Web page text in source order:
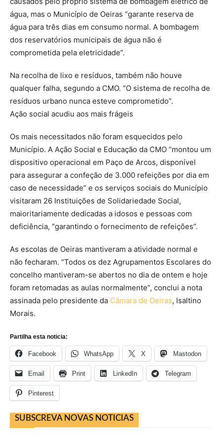
água, mas o Município de Oeiras “garante reserva de
água para três dias em consumo normal. A bombagem
dos reservatórios municipais de água não é
comprometida pela eletricidade”.
Na recolha de lixo e resíduos, também não houve
qualquer falha, segundo a CMO. “O sistema de recolha de
resíduos urbano nunca esteve comprometido”.
Ação social acudiu aos mais frágeis
Os mais necessitados não foram esquecidos pelo
Município. A Ação Social e Educação da CMO “montou um
dispositivo operacional em Paço de Arcos, disponível
para assegurar a confeção de 3.000 refeições por dia em
caso de necessidade” e os serviços sociais do Município
visitaram 26 Instituições de Solidariedade Social,
maioritariamente dedicadas a idosos e pessoas com
deficiência, “garantindo o fornecimento de refeições”.
As escolas de Oeiras mantiveram a atividade normal e
não fecharam. “Todos os dez Agrupamentos Escolares do
concelho mantiveram-se abertos no dia de ontem e hoje
foram retomadas as aulas normalmente”, conclui a nota
assinada pelo presidente da Câmara de Oeiras, Isaltino
Morais.
Partilha esta noticia:
Facebook WhatsApp X Mastodon
Email Print LinkedIn Telegram
Pinterest
SUBSCREVA NOVAS NOTICIAS